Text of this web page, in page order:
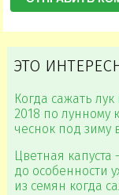
ЭТО
Когда сажать
2018 по лунному
чеснок под зиму
Цветная
до особенности
из семян когда